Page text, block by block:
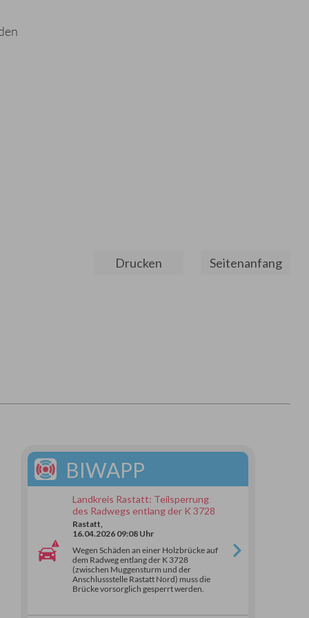
Seitenanfang
Drucken
BIWAPP
Landkreis Rastatt: Teilsperrung
des Radwegs entlang der K 3728
Rastatt,
16.04.2026 09:08 Uhr
Wegen Schäden an einer Holzbrücke auf
dem Radweg entlang der K 3728
(zwischen Muggensturm und der
Anschlussstelle Rastatt Nord) muss die
Brücke vorsorglich gesperrt werden.